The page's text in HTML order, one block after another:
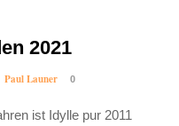
2021
Paul Launer 0
ist Idylle pur 2011